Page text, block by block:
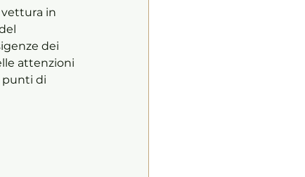
in
dei
attenzioni
punti di